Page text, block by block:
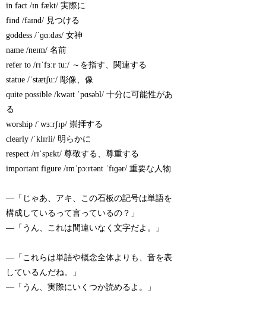
in fact /ɪn fækt/ 実際に
find /faɪnd/ 見つける
goddess /ˈɡɑːdəs/ 女神
name /neɪm/ 名前
refer to /rɪˈfɜːr tuː/ ～を指す、関連する
statue /ˈstætʃuː/ 彫像、像
quite possible /kwaɪt ˈpɑsəbl/ 十分に可能性があ
る
worship /ˈwɜːrʃɪp/ 崇拝する
clearly /ˈklɪrli/ 明らかに
respect /rɪˈspɛkt/ 尊敬する、尊重する
important figure /ɪmˈpɔːrtənt ˈfɪɡər/ 重要な人物
—「じゃあ、アキ、この石板の記号は単語を
構成しているって言っているの？」
—「うん、これは間違いなく文字だよ。」
—「これらは単語や概念全体よりも、音を表
しているんだね。」
—「うん、実際にいくつか読めるよ。」